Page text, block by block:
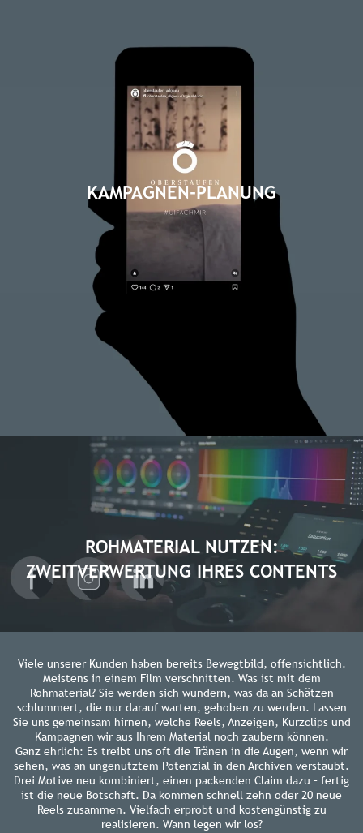
KAMPAGNEN-PLANUNG
ROHMATERIAL NUTZEN:
ZWEITVERWERTUNG IHRES CONTENTS
Viele unserer Kunden haben bereits Bewegtbild, offensichtlich.
Meistens in einem Film verschnitten. Was ist mit dem
Rohmaterial? Sie werden sich wundern, was da an Schätzen
schlummert, die nur darauf warten, gehoben zu werden. Lassen
Sie uns gemeinsam hirnen, welche Reels, Anzeigen, Kurzclips und
Kampagnen wir aus Ihrem Material noch zaubern können.
Ganz ehrlich: Es treibt uns oft die Tränen in die Augen, wenn wir
sehen, was an ungenutztem Potenzial in den Archiven verstaubt.
Drei Motive neu kombiniert, einen packenden Claim dazu – fertig
ist die neue Botschaft. Da kommen schnell zehn oder 20 neue
Reels zusammen. Vielfach erprobt und kostengünstig zu
realisieren. Wann legen wir los?